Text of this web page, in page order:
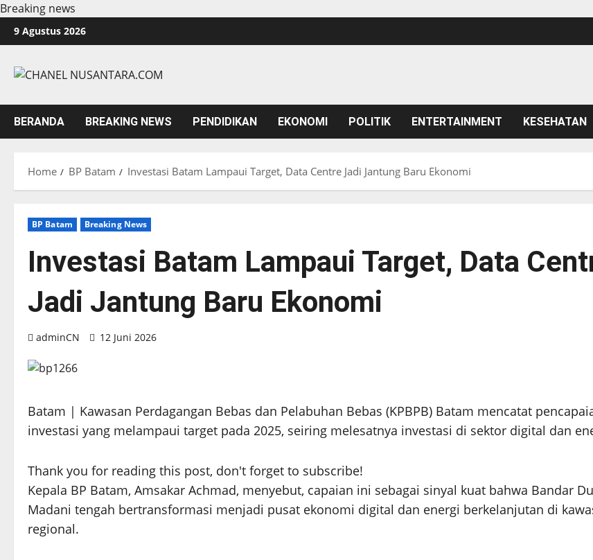
Breaking news
Skip
to
9 Agustus 2026
BERANDA BREAKING NEWS PENDIDIKAN EKONOMI POLITIK ENTERTAINMENT KESEHATAN
Home BP Batam Investasi Batam Lampaui Target, Data Centre Jadi Jantung Baru Ekonomi
BP Batam Breaking News
Investasi Batam Lampaui Target, Data
Jadi Jantung Baru Ekonomi
adminCN 12 Juni 2026
Batam | Kawasan Perdagangan Bebas dan Pelabuhan Bebas (KPBPB) Batam mencatat
investasi yang melampaui target pada 2025, seiring melesatnya investasi di sektor digital dan
Thank you for reading this post, don't forget to subscribe!
Kepala BP Batam, Amsakar Achmad, menyebut, capaian ini sebagai sinyal kuat bahwa Bandar
Madani tengah bertransformasi menjadi pusat ekonomi digital dan energi berkelanjutan di
regional.